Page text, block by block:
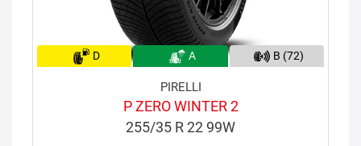
D A B (72)
PIRELLI
P ZERO WINTER 2
255/35 R 22 99W